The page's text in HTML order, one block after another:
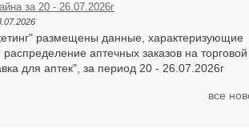
за 20 - 26.07.2026г
размещены данные, характеризующие
аптечных заказов на торговой
для аптек", за период 20 - 26.07.2026г
все